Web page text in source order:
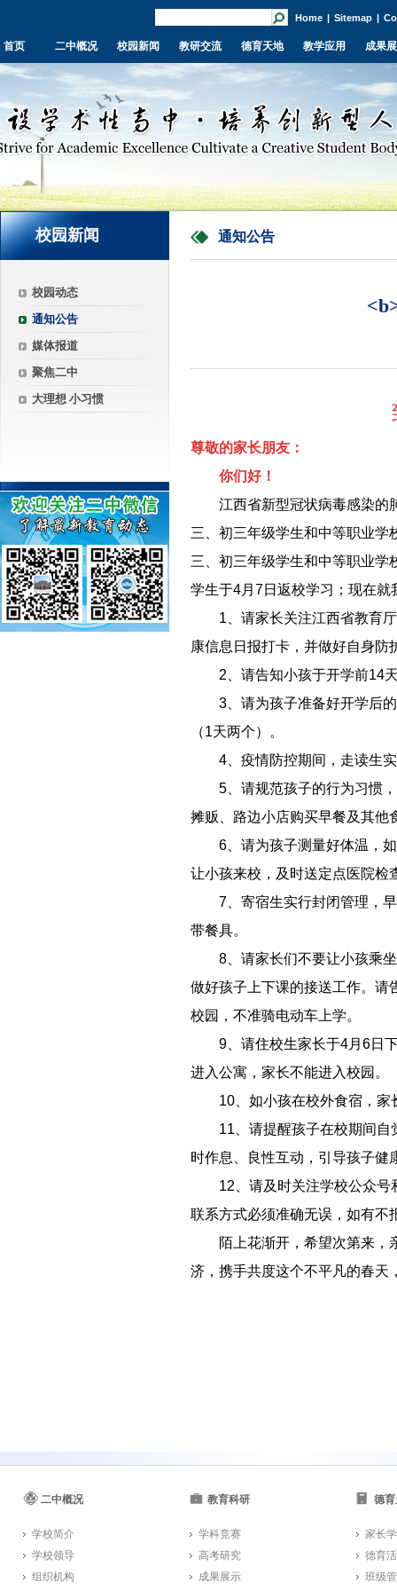
Home | Sitemap |
首页 二中概况 校园新闻 教研交流 德育天地 教学应用 成果
校园新闻
校园动态
通知公告
媒体报道
聚焦二中
大理想 小习惯
通知公告
尊敬的家长朋友：
你们好！
江西省新型冠状病毒感染的
三、初三年级学生和中等职业学
三、初三年级学生和中等职业学
学生于4月7日返校学习；现在
1、请家长关注江西省教育
康信息日报打卡，并做好自身
2、请告知小孩于开学前14
3、请为孩子准备好开学后
（1天两个）。
4、疫情防控期间，走读生
5、请规范孩子的行为习惯
摊贩、路边小店购买早餐及其他
6、请为孩子测量好体温，
让小孩来校，及时送定点医院检
7、寄宿生实行封闭管理，
带餐具。
8、请家长们不要让小孩乘
做好孩子上下课的接送工作。请
校园，不准骑电动车上学。
9、请住校生家长于4月6日
进入公寓，家长不能进入校园。
10、如小孩在校外食宿，
11、请提醒孩子在校期间
时作息、良性互动，引导孩子健
12、请及时关注学校公众
联系方式必须准确无误，如有不
陌上花渐开，希望次第来，
济，携手共度这个不平凡的春天
二中概况
学校简介
学校领导
组织机构
教育科研
学科竞赛
高考研究
成果展示
德
家长
德育
班级